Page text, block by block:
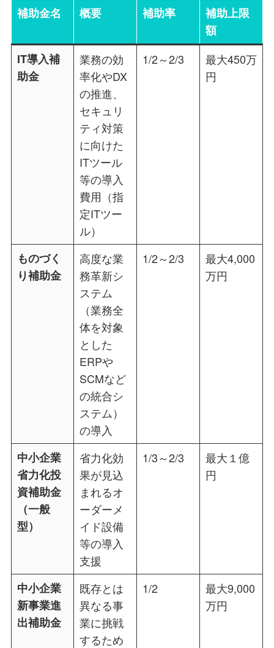
補助金名 概要 補助率
補助上限
額
IT導入補
助金
業務の効
率化やDX
の推進、
セキュリ
ティ対策
に向けた
ITツール
等の導入
費用（指
定ITツー
ル）
1/2～2/3
最大450万
円
ものづく
り補助金
高度な業
務革新シ
ステム
（業務全
体を対象
とした
ERPや
SCMなど
の統合シ
ステム）
の導入
1/2～2/3
最大4,000
万円
中小企業
省力化投
資補助金
（一般
型）
省力化効
果が見込
まれるオ
ーダーメ
イド設備
等の導入
支援
1/3～2/3
最大１億
円
中小企業
新事業進
出補助金
既存とは
異なる事
業に挑戦
するため
1/2
最大9,000
万円